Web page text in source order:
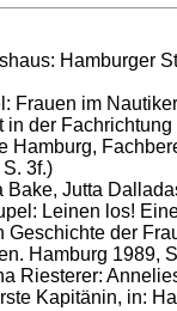
Hamburger
Frauen im
in der Fachrichtung
Hamburg,
3f.)
Bake, Jutta
Leinen los!
Geschichte der
Hamburg 1989,
Riesterer:
Kapitänin, in: